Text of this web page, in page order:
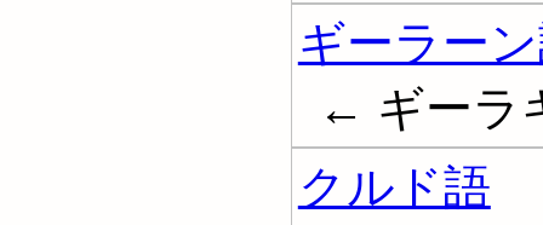
ギーラー
← ギーラ
クルド語